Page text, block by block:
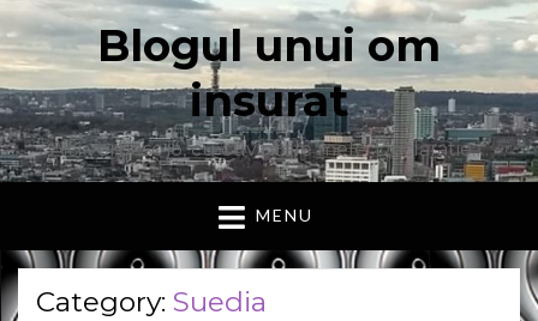
Blogul unui om
insurat
Aici vorbesc io, cu cuvintele mele. Declaratie….
MENU
Category: Suedia